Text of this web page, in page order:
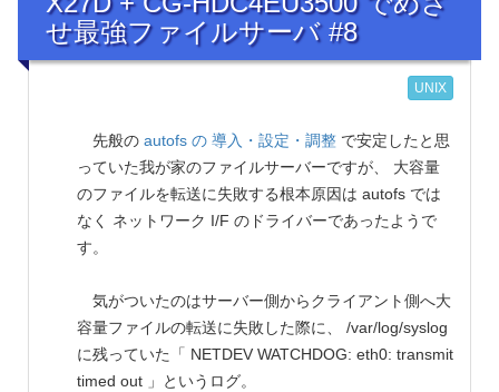
せ最強ファイルサーバ #8
UNIX
先般の autofs の 導入・設定・調整 で安定したと思
っていた我が家のファイルサーバーですが、 大容量
のファイルを転送に失敗する根本原因は autofs では
なく ネットワーク I/F のドライバーであったようで
す。
気がついたのはサーバー側からクライアント側へ大
容量ファイルの転送に失敗した際に、 /var/log/syslog
に残っていた「 NETDEV WATCHDOG: eth0: transmit
timed out 」というログ。